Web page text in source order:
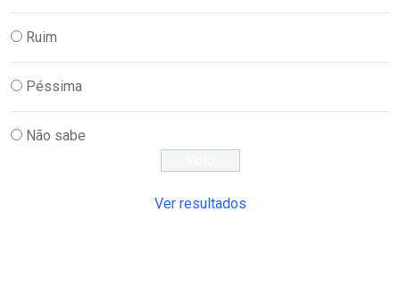
Ruim
Péssima
Não sabe
Ver resultados